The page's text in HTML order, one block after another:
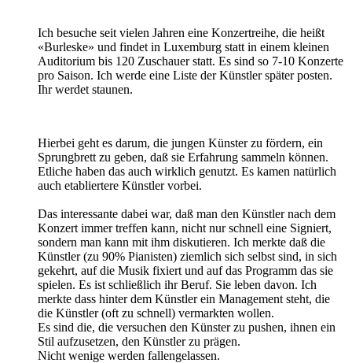
Ich besuche seit vielen Jahren eine Konzertreihe, die heißt
«Burleske» und findet in Luxemburg statt in einem kleinen
Auditorium bis 120 Zuschauer statt. Es sind so 7-10 Konzerte
pro Saison. Ich werde eine Liste der Künstler später posten.
Ihr werdet staunen.
Hierbei geht es darum, die jungen Künster zu fördern, ein
Sprungbrett zu geben, daß sie Erfahrung sammeln können.
Etliche haben das auch wirklich genutzt. Es kamen natürlich
auch etabliertere Künstler vorbei.
Das interessante dabei war, daß man den Künstler nach dem
Konzert immer treffen kann, nicht nur schnell eine Signiert,
sondern man kann mit ihm diskutieren. Ich merkte daß die
Künstler (zu 90% Pianisten) ziemlich sich selbst sind, in sich
gekehrt, auf die Musik fixiert und auf das Programm das sie
spielen. Es ist schließlich ihr Beruf. Sie leben davon. Ich
merkte dass hinter dem Künstler ein Management steht, die
die Künstler (oft zu schnell) vermarkten wollen.
Es sind die, die versuchen den Künster zu pushen, ihnen ein
Stil aufzusetzen, den Künstler zu prägen.
Nicht wenige werden fallengelassen.